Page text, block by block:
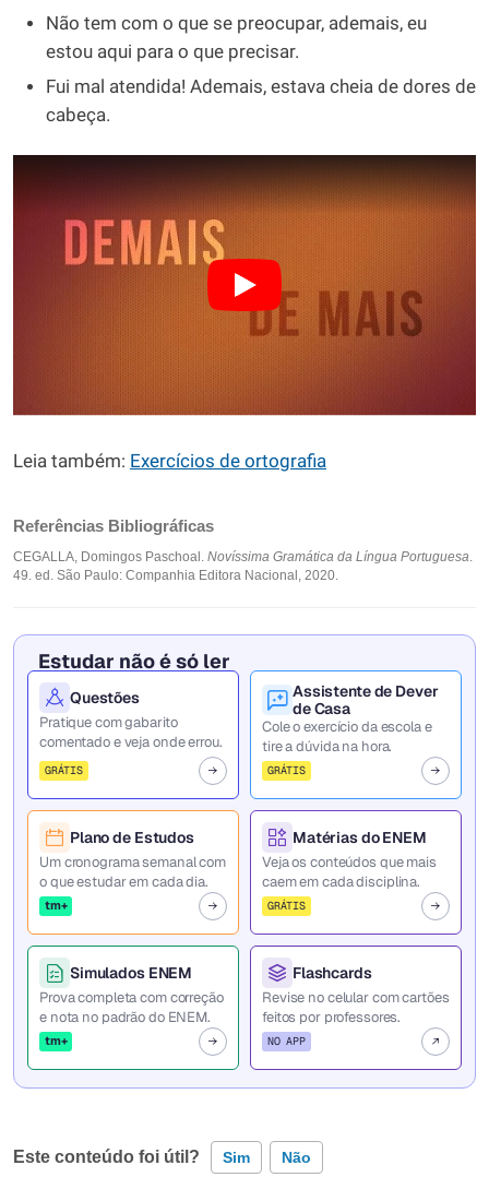
Não tem com o que se preocupar, ademais, eu
estou aqui para o que precisar.
Fui mal atendida! Ademais, estava cheia de dores de
cabeça.
Leia também: Exercícios de ortografia
Referências Bibliográficas
CEGALLA, Domingos Paschoal. Novíssima Gramática da Língua Portuguesa
49. ed. São Paulo: Companhia Editora Nacional, 2020.
Estudar não é só ler
Questões
Pratique com gabarito
comentado e veja onde errou.
GRÁTIS
Assistente de Dever
de Casa
Cole o exercício da escola e
tire a dúvida na hora.
GRÁTIS
Plano de Estudos
Um cronograma semanal com
o que estudar em cada dia.
tm+
Matérias do ENEM
Veja os conteúdos que mais
caem em cada disciplina.
GRÁTIS
Simulados ENEM
Prova completa com correção
e nota no padrão do ENEM.
tm+
Flashcards
Revise no celular com cartões
feitos por professores.
NO APP
Este conteúdo foi útil? Sim Não